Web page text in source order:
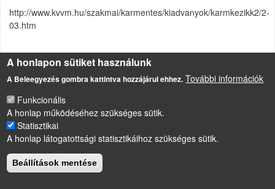
http://www.kvvm.hu/szakmai/karmentes/kiadvanyok/karmkezikk2/2-
03.htm
Csatolmány
Mintavétel talajból, talajminták tárolása
630.5 KB
LÁBLÉC
Impresszum
Sütikezelési szabályzat
A honlapon sütiket használunk
A Beleegyezés gombra kattintva hozzájárul ehhez. További információk
Funkcionális
A honlap működéséhez szükséges sütik.
Statisztikai
A honlap látogatottsági statisztikáihoz szükséges sütik.
Beállítások mentése